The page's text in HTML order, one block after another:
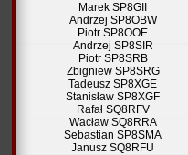
Marek SP8GII
Andrzej SP8OBW
Piotr SP8OOE
Andrzej SP8SIR
Piotr SP8SRB
Zbigniew SP8SRG
Tadeusz SP8XGE
Stanisław SP8XGF
Rafał SQ8RFV
Wacław SQ8RRA
Sebastian SP8SMA
Janusz SQ8RFU